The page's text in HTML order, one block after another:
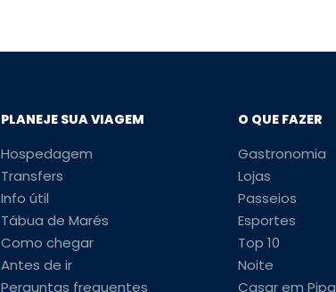
PLANEJE SUA VIAGEM
Hospedagem
Transfers
Info útil
Tábua de Marés
Como chegar
Antes de ir
Perguntas frequentes
O QUE FAZER
Gastronomia
Lojas
Passeios
Esportes
Top 10
Noite
Casar em Pipa